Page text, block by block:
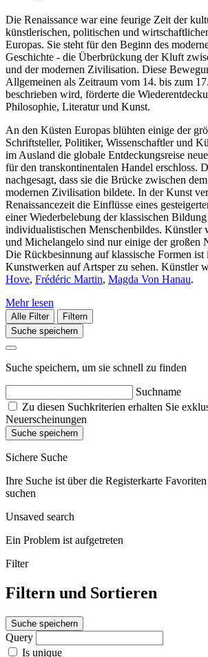
Die Renaissance war eine feurige Zeit der
künstlerischen, politischen und
Europas. Sie steht für den Beginn des
Geschichte - die Überbrückung der Kluft
und der modernen Zivilisation. Diese
Allgemeinen als Zeitraum vom 14. bis zum
beschrieben wird, förderte die
Philosophie, Literatur und Kunst.
An den Küsten Europas blühten einige der
Schriftsteller, Politiker, Wissenschaftler und
im Ausland die globale Entdeckungsreise
für den transkontinentalen Handel erschloss.
nachgesagt, dass sie die Brücke zwischen
modernen Zivilisation bildete. In der Kunst
Renaissancezeit die Einflüsse eines
einer Wiederbelebung der klassischen
individualistischen Menschenbildes.
und Michelangelo sind nur einige der großen
Die Rückbesinnung auf klassische Formen ist
Kunstwerken auf Artsper zu sehen. Künstler
Hove, Frédéric Martin, Magda Von Hanau.
Mehr lesen
Alle Filter
Filtern
Suche speichern
Suche speichern, um sie schnell zu finden
Suchname
Zu diesen Suchkriterien erhalten Sie
Neuerscheinungen
Suche speichern
Sichere Suche
Ihre Suche ist über die Registerkarte
suchen
Unsaved search
Ein Problem ist aufgetreten
Filter
Filtern und Sortieren
Suche speichern
Query
Is unique